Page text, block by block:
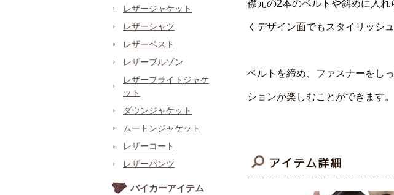
レザージャケット
レザーシャツ
レザーベスト
レザーブルゾン
レザーフライトジャケ
ット
ダウンジャケット
ムートンジャケット
レザーコート
レザーパンツ
バイカーアイテム
襟元の2本のベルトや斜めに入
くデザイン面でもスタイリッシ
ベルトを締め、ファスナーをし
ションが楽しむことができます。